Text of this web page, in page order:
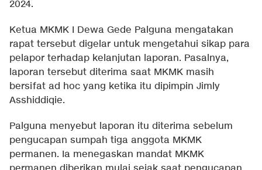
2024.
Ketua MKMK I Dewa Gede Palguna mengatakan
rapat tersebut digelar untuk mengetahui sikap para
pelapor terhadap kelanjutan laporan. Pasalnya,
laporan tersebut diterima saat MKMK masih
bersifat ad hoc yang ketika itu dipimpin Jimly
Asshiddiqie.
Palguna menyebut laporan itu diterima sebelum
pengucapan sumpah tiga anggota MKMK
permanen. Ia menegaskan mandat MKMK